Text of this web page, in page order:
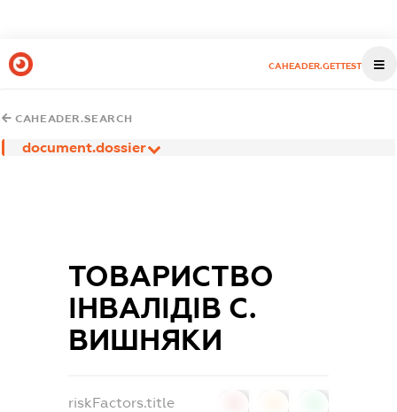
CAHEADER.GETTEST
CAHEADER.SEARCH
document.dossier
ТОВАРИСТВО
ІНВАЛІДІВ С.
ВИШНЯКИ
riskFactors.title